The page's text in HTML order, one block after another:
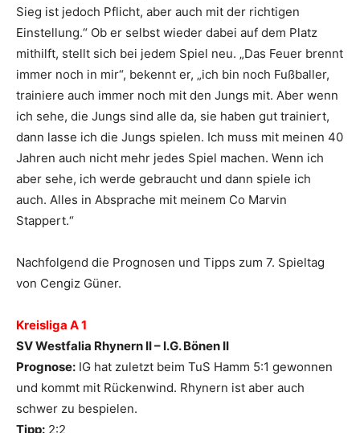
Sieg ist jedoch Pflicht, aber auch mit der richtigen
Einstellung.“ Ob er selbst wieder dabei auf dem Platz
mithilft, stellt sich bei jedem Spiel neu. „Das Feuer brennt
immer noch in mir“, bekennt er, „ich bin noch Fußballer,
trainiere auch immer noch mit den Jungs mit. Aber wenn
ich sehe, die Jungs sind alle da, sie haben gut trainiert,
dann lasse ich die Jungs spielen. Ich muss mit meinen 40
Jahren auch nicht mehr jedes Spiel machen. Wenn ich
aber sehe, ich werde gebraucht und dann spiele ich
auch. Alles in Absprache mit meinem Co Marvin
Stappert.“
Nachfolgend die Prognosen und Tipps zum 7. Spieltag
von Cengiz Güner.
Kreisliga A 1
SV Westfalia Rhynern II – I.G. Bönen II
Prognose: IG hat zuletzt beim TuS Hamm 5:1 gewonnen
und kommt mit Rückenwind. Rhynern ist aber auch
schwer zu bespielen.
Tipp: 2:2